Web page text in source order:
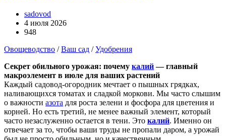
sadovod
4 июля 2026
948
Овощеводство /Ваш сад /Удобрения
Секрет обильного урожая: почему калий— главный
макроэлемент в июле для ваших растений
Каждый садовод-огородник мечтает о пышных грядках,
наливающихся томатах и сладкой моркови. Мы часто слышим
о важности азота для роста зелени и фосфора для цветения и
корней. Но есть третий, не менее важный элемент, который
часто незаслуженно остается в тени. Это калий. Именно он
отвечает за то, чтобы ваши труды не пропали даром, а урожай